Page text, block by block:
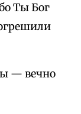
Ты Бог
— вечно